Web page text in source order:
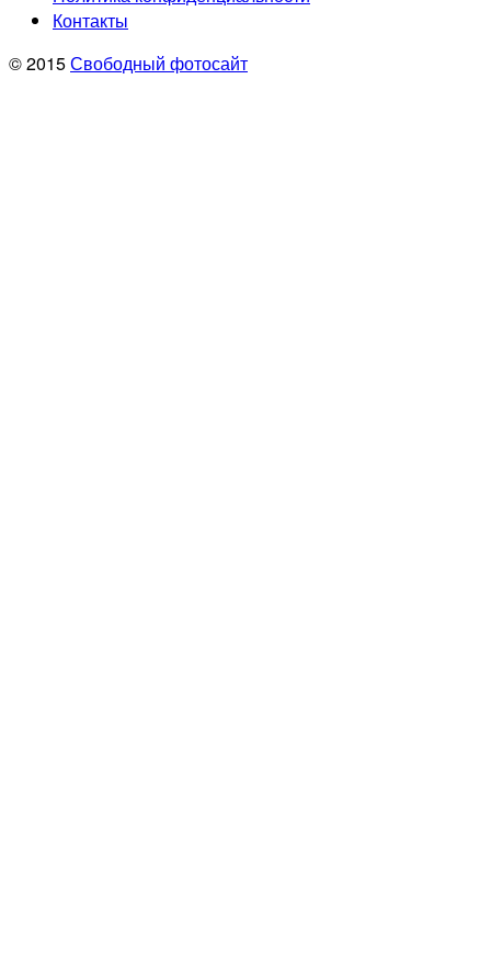
Контакты
© 2015Свободный фотосайт